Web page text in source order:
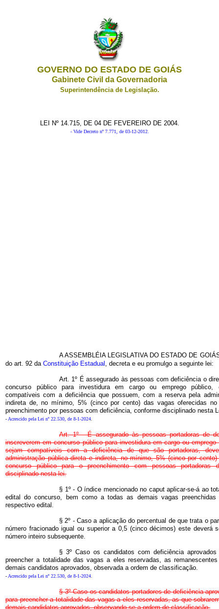
GOVERNO DO ESTADO DE GOIÁS
Gabinete Civil da Governadoria
Superintendência de Legislação.
LEI Nº 14.715, DE 04 DE FEVEREIRO DE 2004.
- Vide Decreto nº 7.771, de 03-12-2012.
A ASSEMBLÉIA LEGISLATIVA DO ESTADO DE
do art. 92 da Constituição Estadual , decreta e eu promulgo a seguinte lei:
Art. 1º É assegurado às pessoas com deficiência o
concurso público para investidura em cargo ou emprego público,
compatíveis com a deficiência que possuem, com a reserva pela
indireta de, no mínimo, 5% (cinco por cento) das vagas oferecidas
preenchimento por pessoas com deficiência, conforme disciplinado nesta
- Acrescido pela Lei nº 22.530, de 8-1-2024
Art. 1º - É assegurado às pessoas portadoras de
inscreverem em concurso público para investidura em cargo ou
sejam compatíveis com a deficiência de que são portadoras,
administração pública direta e indireta, no mínimo, 5% (cinco por
concurso público para o preenchimento com pessoas portadoras
disciplinado nesta lei.
§ 1º - O índice mencionado no caput aplicar-se-á ao
edital do concurso, bem como a todas as demais vagas
respectivo edital.
§ 2º - Caso a aplicação do percentual de que trata o
número fracionado igual ou superior a 0,5 (cinco décimos) este deverá
número inteiro subsequente.
§ 3º Caso os candidatos com deficiência
preencher a totalidade das vagas a eles reservadas, as
demais candidatos aprovados, observada a ordem de classificação.
- Acrescido pela Lei nº 22.530, de 8-1-2024
§ 3º Caso os candidatos portadores de deficiência
para preencher a totalidade das vagas a eles reservadas, as que
demais candidatos aprovados, observando-se a ordem de classificação.